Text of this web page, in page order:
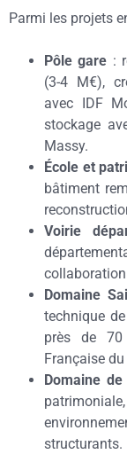
Parmi les projets
Pôle gare :
(3-4 M€),
avec IDF
stockage
Massy.
École et
bâtiment
Voirie
Domaine
technique
près de 70
Française
Domaine de
structurants.